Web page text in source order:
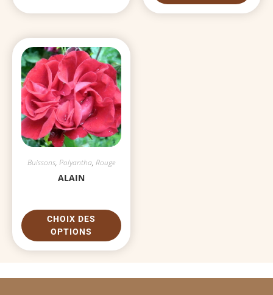
Buissons, Polyantha, Rouge
ALAIN
CHOIX DES
OPTIONS